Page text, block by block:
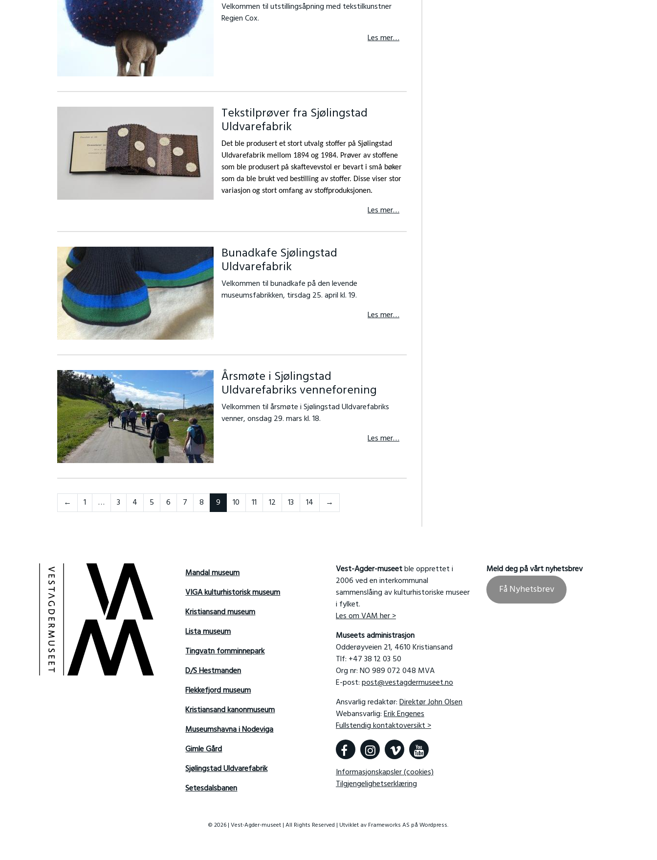
Velkommen til utstillingsåpning med tekstilkunstner
Regien Cox.
Les mer…
Tekstilprøver fra Sjølingstad
Uldvarefabrik
Det ble produsert et stort utvalg stoffer på Sjølingstad
Uldvarefabrik mellom 1894 og 1984. Prøver av stoffene
som ble produsert på skaftevevstol er bevart i små bøker
som da ble brukt ved bestilling av stoffer. Disse viser stor
variasjon og stort omfang av stoffproduksjonen.
Les mer…
Bunadkafe Sjølingstad
Uldvarefabrik
Velkommen til bunadkafe på den levende
museumsfabrikken, tirsdag 25. april kl. 19.
Les mer…
Årsmøte i Sjølingstad
Uldvarefabriks venneforening
Velkommen til årsmøte i Sjølingstad Uldvarefabriks
venner, onsdag 29. mars kl. 18.
Les mer…
← Neste1 … 3 4 5 6 7 8 9 10 11 12 13 14 →
Mandal museum
VIGA kulturhistorisk museum
Kristiansand museum
Lista museum
Tingvatn fornminnepark
D/S Hestmanden
Flekkefjord museum
Kristiansand kanonmuseum
Museumshavna i Nodeviga
Gimle Gård
Sjølingstad Uldvarefabrik
Setesdalsbanen
Vest-Agder-museetble opprettet i
2006 ved en interkommunal
sammenslåing av kulturhistoriske museer
i fylket.
Les om VAM her >
Museets administrasjon
Odderøyveien 21, 4610 Kristiansand
Tlf: +47 38 12 03 50
Org nr: NO 989 072 048 MVA
E-post:post@vestagdermuseet.no
Ansvarlig redaktør:Direktør John Olsen
Webansvarlig:Erik Engenes
Fullstendig kontaktoversikt >
Informasjonskapsler (cookies)
Tilgjengelighetserklæring
Meld deg på vårt nyhetsbrev
Få Nyhetsbrev
© 2026 | Vest-Agder-museet | All Rights Reserved | Utviklet av Frameworks AS på Wordpress.